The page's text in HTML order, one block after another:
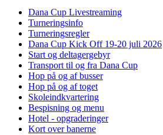
Dana Cup Livestreaming
Turneringsinfo
Turneringsregler
Dana Cup Kick Off 19-20 juli 2026
Start og deltagergebyr
Transport til og fra Dana Cup
Hop på og af busser
Hop på og af toget
Skoleindkvartering
Bespisning og menu
Hotel - opgraderinger
Kort over banerne